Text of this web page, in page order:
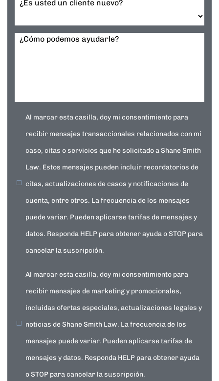
¿Es usted un cliente nuevo?
¿Cómo podemos ayudarle?
Al marcar esta casilla, doy mi consentimiento para
recibir mensajes transaccionales relacionados con mi
caso, citas o servicios que he solicitado a Shane Smith
Law. Estos mensajes pueden incluir recordatorios de
citas, actualizaciones de casos y notificaciones de
cuenta, entre otros. La frecuencia de los mensajes
puede variar. Pueden aplicarse tarifas de mensajes y
datos. Responda HELP para obtener ayuda o STOP para
cancelar la suscripción.
Al marcar esta casilla, doy mi consentimiento para
recibir mensajes de marketing y promocionales,
incluidas ofertas especiales, actualizaciones legales y
noticias de Shane Smith Law. La frecuencia de los
mensajes puede variar. Pueden aplicarse tarifas de
mensajes y datos. Responda HELP para obtener ayuda
o STOP para cancelar la suscripción.